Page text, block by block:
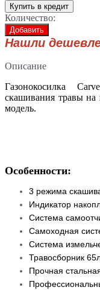
Купить в кредит
Количество:
Добавить
Нашли
Описание
Газонокосилка
скашивания травы на
модель.
Особенности:
3 режима
Индикатор
Система
Самоходная
Система
Травосборник
Прочная